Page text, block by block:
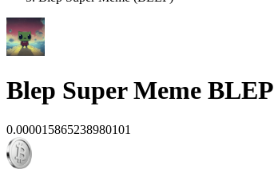
Blep Super Meme BLEP
0.000015865238980101